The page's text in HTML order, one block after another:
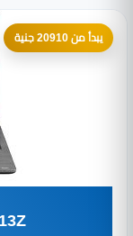
يبدأ من 20910 جنية